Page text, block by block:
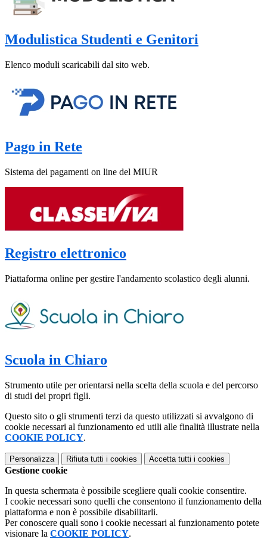
Modulistica Studenti e Genitori
Elenco moduli scaricabili dal sito web.
Pago in Rete
Sistema dei pagamenti on line del MIUR
Registro elettronico
Piattaforma online per gestire l'andamento scolastico degli alunni.
Scuola in Chiaro
Strumento utile per orientarsi nella scelta della scuola e del percorso
di studi dei propri figli.
Questo sito o gli strumenti terzi da questo utilizzati si avvalgono di
cookie necessari al funzionamento ed utili alle finalità illustrate nella
COOKIE POLICY.
Personalizza Rifiuta tutti i cookies Accetta tutti i cookies
Gestione cookie
In questa schermata è possibile scegliere quali cookie consentire.
I cookie necessari sono quelli che consentono il funzionamento della
piattaforma e non è possibile disabilitarli.
Per conoscere quali sono i cookie necessari al funzionamento potete
visionare la COOKIE POLICY.